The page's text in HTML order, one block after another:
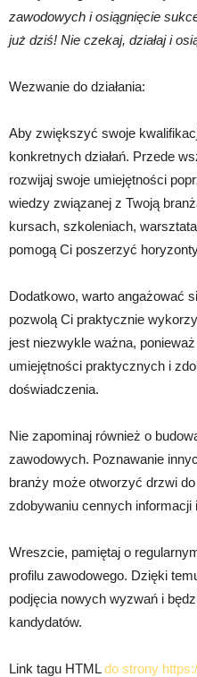
zawodowych i osiągnięcie
już dziś! Nie czekaj, działaj i
Wezwanie do działania:
Aby zwiększyć swoje
konkretnych działań. Przede
rozwijaj swoje umiejętności
wiedzy związanej z Twoją
kursach, szkoleniach,
pomogą Ci poszerzyć
Dodatkowo, warto angażować
pozwolą Ci praktycznie
jest niezwykle ważna,
umiejętności praktycznych i
doświadczenia.
Nie zapominaj również o
zawodowych. Poznawanie
branży może otworzyć drzwi
zdobywaniu cennych informacji
Wreszcie, pamiętaj o
profilu zawodowego. Dzięki
podjęcia nowych wyzwań i
kandydatów.
Link tagu HTMLdo strony